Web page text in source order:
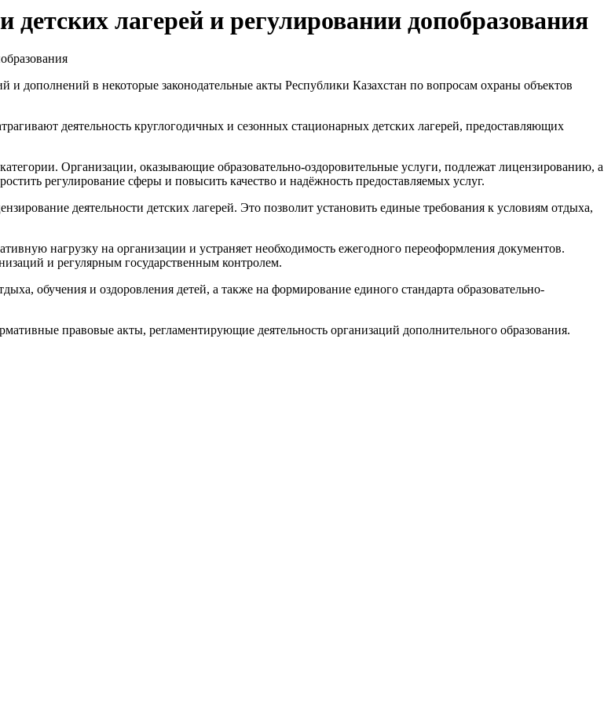
лагерей и регулировании допобразования
и дополнений в некоторые законодательные акты Республики Казахстан по вопросам охраны объектов
деятельность круглогодичных и сезонных стационарных детских лагерей, предоставляющих
Организации, оказывающие образовательно-оздоровительные услуги, подлежат лицензированию, а
регулирование сферы и повысить качество и надёжность предоставляемых услуг.
деятельности детских лагерей. Это позволит установить единые требования к условиям отдыха,
нагрузку на организации и устраняет необходимость ежегодного переоформления документов.
и регулярным государственным контролем.
обучения и оздоровления детей, а также на формирование единого стандарта образовательно-
правовые акты, регламентирующие деятельность организаций дополнительного образования.